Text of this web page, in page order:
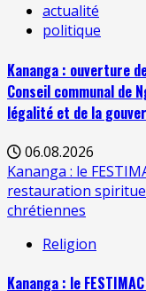
actualité
politique
Kananga : ouverture
Conseil communal de
légalité et de la
06.08.2026
Kananga : le
restauration
chrétiennes
Religion
Kananga : le